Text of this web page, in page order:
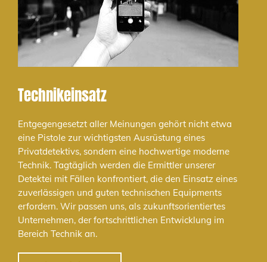
Technikeinsatz
Entgegengesetzt aller Meinungen gehört nicht etwa
eine Pistole zur wichtigsten Ausrüstung eines
Privatdetektivs, sondern eine hochwertige moderne
Technik. Tagtäglich werden die Ermittler unserer
Detektei mit Fällen konfrontiert, die den Einsatz eines
zuverlässigen und guten technischen Equipments
erfordern. Wir passen uns, als zukunftsorientiertes
Unternehmen, der fortschrittlichen Entwicklung im
Bereich Technik an.